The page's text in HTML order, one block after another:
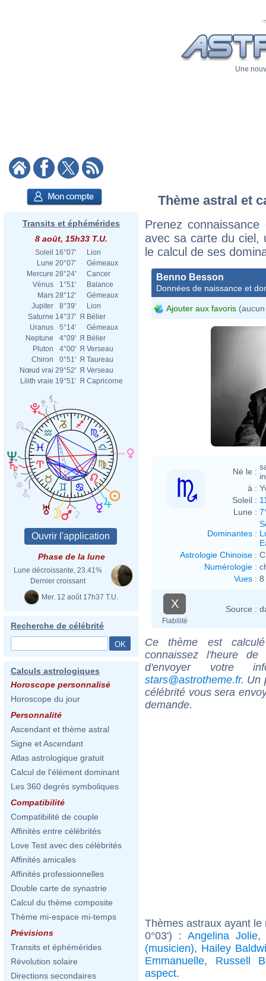
Une
Transits et éphémérides
8 août, 15h33 T.U.
Soleil 16°07'
Lion
Lune 20°07'
Gémeaux
Mercure 28°24'
Cancer
Vénus
1°51'
Balance
Mars 28°12'
Gémeaux
Jupiter
8°39'
Lion
Saturne 14°37' Я Bélier
Uranus
5°14'
Gémeaux
Neptune
4°09' Я Bélier
Pluton
4°00' Я Verseau
Chiron
0°51' Я Taureau
Nœud vrai 29°52' Я Verseau
Lilith vraie 19°51' Я Capricorne
Phase de la lune
Lune décroissante, 23.41%
Dernier croissant
Mer. 12 août 17h37 T.U.
Recherche de célébrité
Calculs astrologiques
Horoscope personnalisé
Horoscope du jour
Personnalité
Ascendant et thème astral
Signe et Ascendant
Atlas astrologique gratuit
Calcul de l'élément dominant
Les 360 degrés symboliques
Compatibilité
Compatibilité de couple
Affinités entre célébrités
Love Test avec des célébrités
Affinités amicales
Affinités professionnelles
Double carte de synastrie
Calcul du thème composite
Thème mi-espace mi-temps
Prévisions
Transits et éphémérides
Révolution solaire
Directions secondaires
Thème astral et
Prenez
avec sa carte du ciel,
le calcul de ses
Benno Besson
Données de naissance et
Ajouter aux favoris
Né le :
à :
Soleil :
Lune :
Dominantes :
Astrologie Chinoise :
Numérologie :
Vues : 8
X
Fiabilité
Source :
Ce thème est
connaissez l'heure
d'envoyer votre
stars@astrotheme.fr. Un
célébrité vous sera
demande.
Thèmes astraux ayant
0°03') :Angelina Jolie
(musicien), Hailey
Emmanuelle, Russell
aspect.